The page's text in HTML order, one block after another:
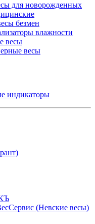
для новорожденных
безмен
влажности
весы
весы
индикаторы
(Невские весы)